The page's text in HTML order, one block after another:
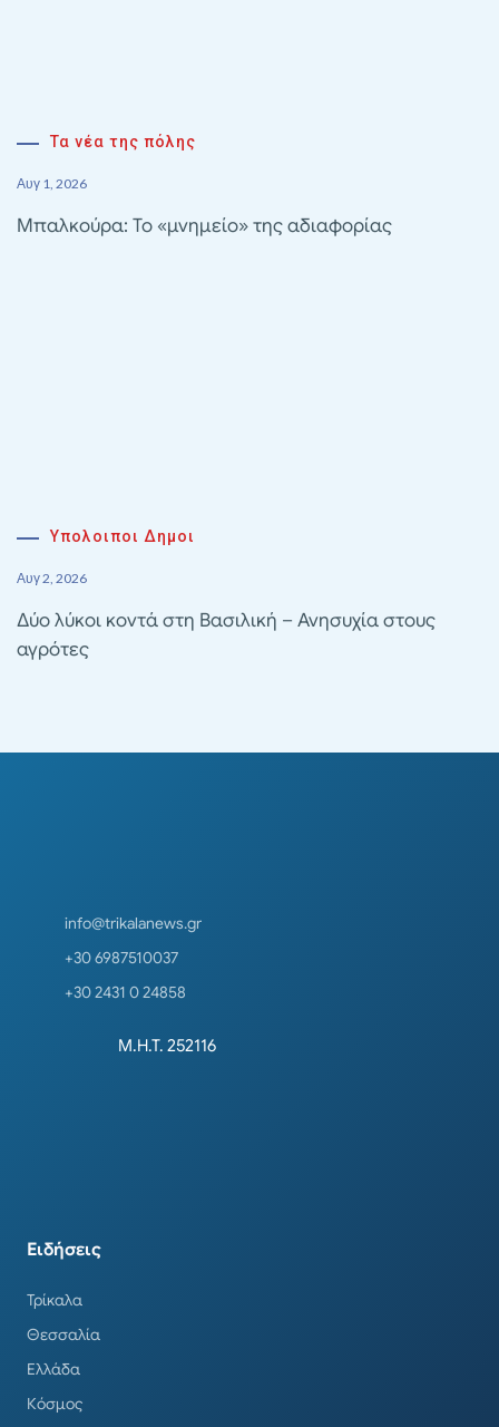
Τα νέα της πόλης
Αυγ 1, 2026
Μπαλκούρα: Το «μνημείο» της αδιαφορίας
Υπολοιποι Δημοι
Αυγ 2, 2026
Δύο λύκοι κοντά στη Βασιλική – Ανησυχία στους
αγρότες
info@trikalanews.gr
+30 6987510037
+30 2431 0 24858
Μ.Η.Τ. 252116
Ειδήσεις
Τρίκαλα
Θεσσαλία
Ελλάδα
Κόσμος